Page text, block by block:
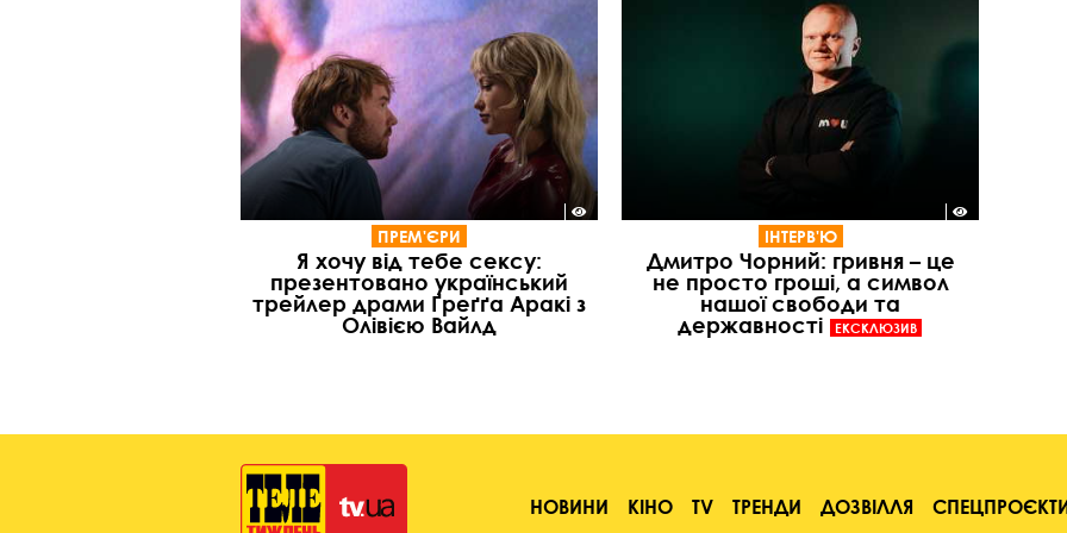
ПРЕМ'ЄРИ
Я хочу від тебе сексу:
презентовано український
трейлер драми Ґреґґа Аракі з
Олівією Вайлд
ІНТЕРВ'Ю
Дмитро Чорний: гривня – це
не просто гроші, а символ
нашої свободи та
державності
ЕКСКЛЮЗИВ
НОВИНИ КІНО TV ТРЕНДИ ДОЗВІЛЛЯ